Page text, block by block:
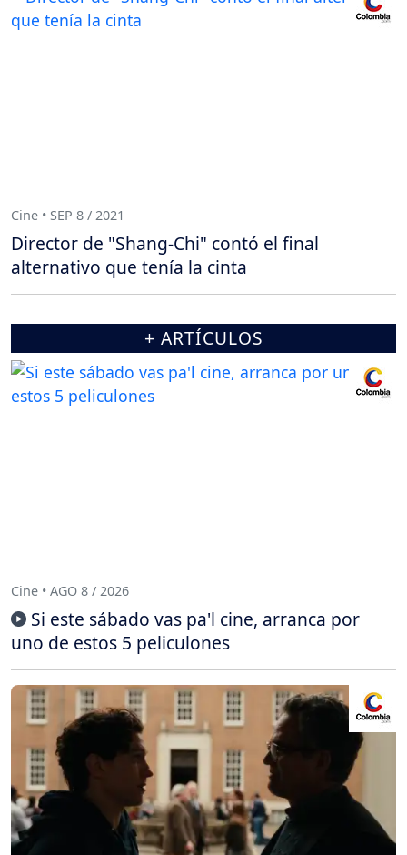
Cine • SEP 8 / 2021
Director de "Shang-Chi" contó el final
alternativo que tenía la cinta
+ ARTÍCULOS
Cine • AGO 8 / 2026
Si este sábado vas pa'l cine, arranca por
uno de estos 5 peliculones